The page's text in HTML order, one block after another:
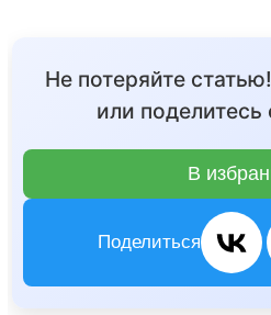
Не потеряйте
или
В
Поделиться